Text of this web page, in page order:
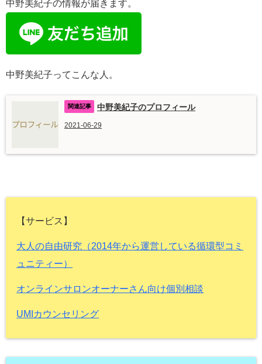
中野美紀子の情報が届きます。
中野美紀子ってこんな人。
中野美紀子のプロフィール
2021-06-29
【サービス】
大人の自由研究（2014年から運営している循環型コミ
ュニティー）
オンラインサロンオーナーさん向け個別相談
UMIカウンセリング